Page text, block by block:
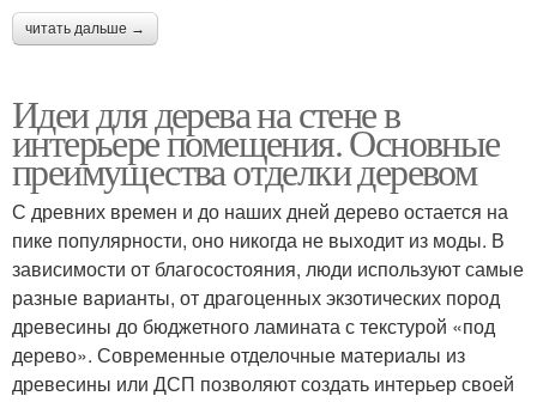
читать дальше →
Идеи для дерева на стене в
интерьере помещения. Основные
преимущества отделки деревом
С древних времен и до наших дней дерево остается на
пике популярности, оно никогда не выходит из моды. В
зависимости от благосостояния, люди используют самые
разные варианты, от драгоценных экзотических пород
древесины до бюджетного ламината с текстурой «под
дерево». Современные отделочные материалы из
древесины или ДСП позволяют создать интерьер своей